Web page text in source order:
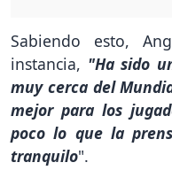
Sabiendo esto,
instancia, "Ha sido
muy cerca del
mejor para los
poco lo que la
tranquilo".